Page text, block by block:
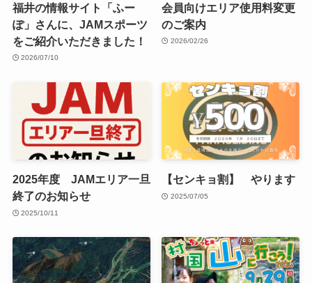
福井の情報サイト「ふー
ぽ」さんに、JAMスポーツ
をご紹介いただきました！
2026/07/10
会員向けエリア使用料変更
のご案内
2026/02/26
2025年度 JAMエリア一旦
終了のお知らせ
2025/10/11
【センキョ割】 やります
2025/07/05